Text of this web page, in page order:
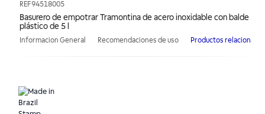
REF94518005
Basurero de empotrar Tramontina de acero inoxidable con balde
plástico de 5 l
Informacion General Recomendaciones de uso Productos